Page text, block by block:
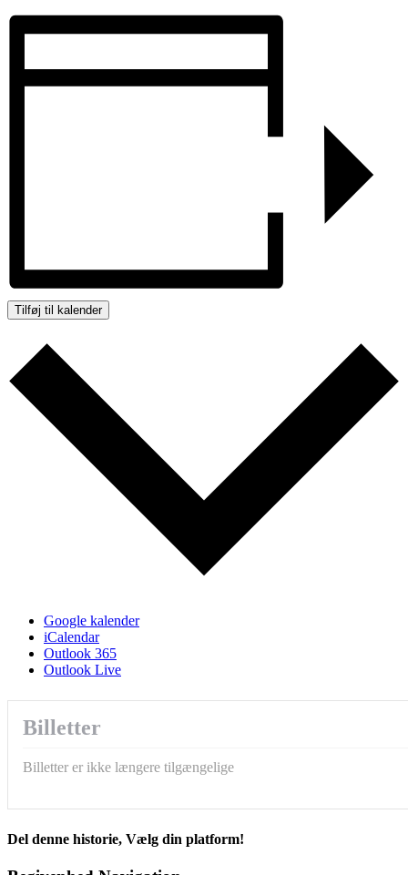
Tilføj til kalender
Google kalender
iCalendar
Outlook 365
Outlook Live
Billetter
Billetter er ikke længere tilgængelige
Del denne historie, Vælg din platform!